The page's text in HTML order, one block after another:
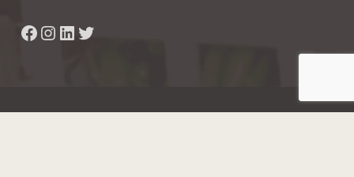
Facebook
Instagram
LinkedIn
Twitter